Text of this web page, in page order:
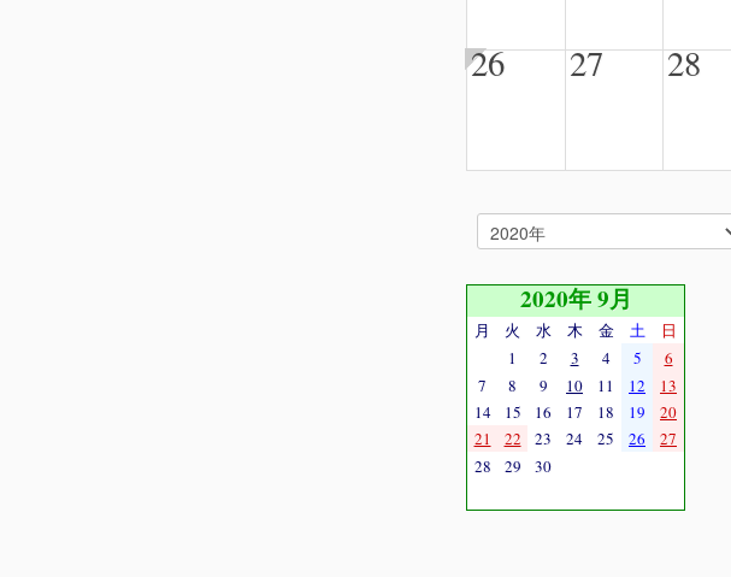
26 27 28
2020年 9月
月 火 水 木 金 土
日
1
2 3 4 5
6
7
8 9 10 11 12
13
14
15 16 17 18 19
20
21
22 23 24 25 26
27
28
29 30